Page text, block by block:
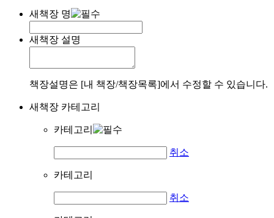
새책장 명
새책장 설명
책장설명은 [내 책장/책장목록]에서 수정할 수 있습니다.
새책장 카테고리
카테고리
취소
카테고리
취소